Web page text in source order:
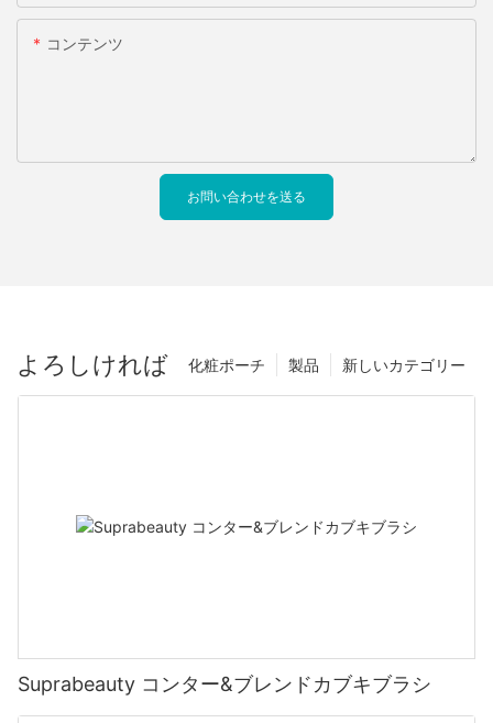
コンテンツ
お問い合わせを送る
よろしければ 新しいカテゴリー
製品
化粧ポーチ
Suprabeauty コンター&ブレンドカブキブラシ